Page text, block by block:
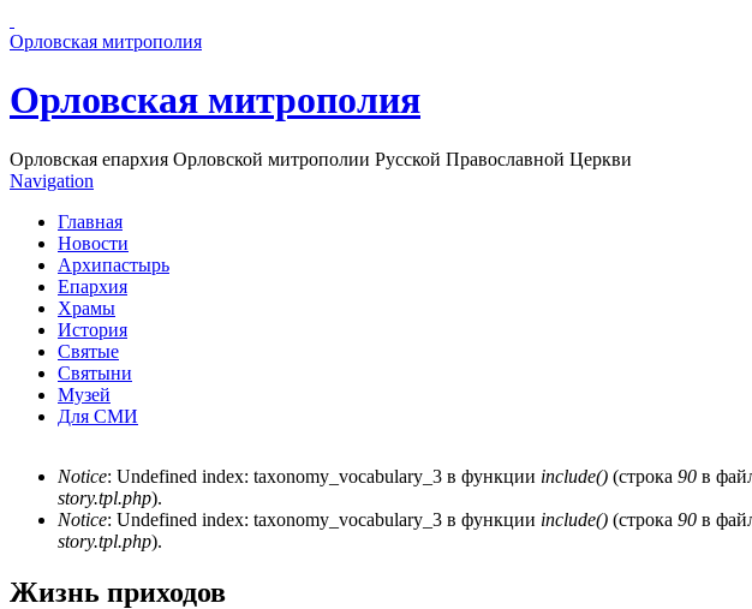
Орловская митрополия
Орловская митрополия
Орловская епархия Орловской митрополии Русской Православной Церкви
Navigation
Главная
Новости
Архипастырь
Епархия
Храмы
История
Святые
Святыни
Музей
Для СМИ
Сообщение об ошибке
Notice: Undefined index: taxonomy_vocabulary_3 в функции include() (строка 90 в
story.tpl.php).
Notice: Undefined index: taxonomy_vocabulary_3 в функции include() (строка 90 в
story.tpl.php).
Жизнь приходов